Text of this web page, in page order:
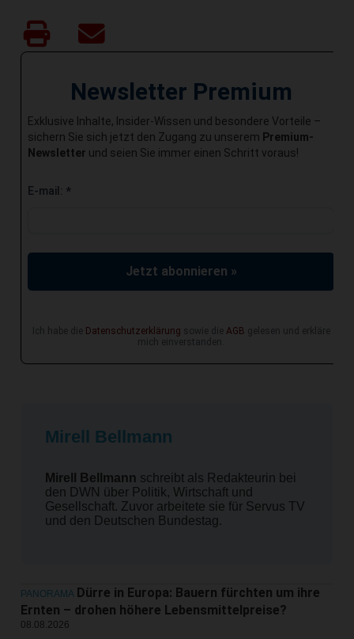
Newsletter Premium
Exklusive Inhalte, Insider-Wissen und besondere Vorteile –
sichern Sie sich jetzt den Zugang zu unserem Premium-
Newsletter und seien Sie immer einen Schritt voraus!
E-mail: *
Jetzt abonnieren »
Ich habe die Datenschutzerklärung sowie die AGB gelesen und erkläre
mich einverstanden.
Mirell Bellmann
Mirell Bellmann schreibt als Redakteurin bei
den DWN über Politik, Wirtschaft und
Gesellschaft. Zuvor arbeitete sie für Servus TV
und den Deutschen Bundestag.
PANORAMA Dürre in Europa: Bauern fürchten um ihre
Ernten – drohen höhere Lebensmittelpreise?
08.08.2026